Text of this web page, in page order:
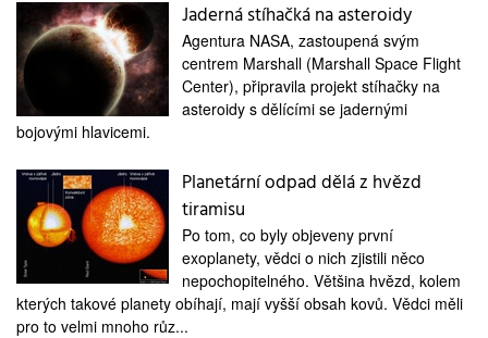
Jaderná stíhačká na asteroidy
Agentura NASA, zastoupená svým
centrem Marshall (Marshall Space Flight
Center), připravila projekt stíhačky na
asteroidy s dělícími se jadernými
bojovými hlavicemi.
Planetární odpad dělá z hvězd
tiramisu
Po tom, co byly objeveny první
exoplanety, vědci o nich zjistili něco
nepochopitelného. Většina hvězd, kolem
kterých takové planety obíhají, mají vyšší obsah kovů. Vědci měli
pro to velmi mnoho růz...